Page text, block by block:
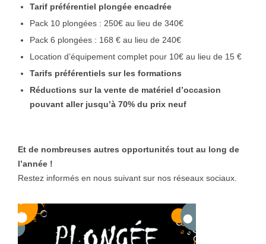
Tarif préférentiel plongée encadrée
Pack 10 plongées : 250€ au lieu de 340€
Pack 6 plongées : 168 € au lieu de 240€
Location d’équipement complet pour 10€ au lieu de 15 €
Tarifs préférentiels sur les formations
Réductions sur la vente de matériel d’occasion
pouvant aller jusqu’à 70% du prix neuf
Et de nombreuses autres opportunités tout au long de
l’année !
Restez informés en nous suivant sur nos réseaux sociaux.